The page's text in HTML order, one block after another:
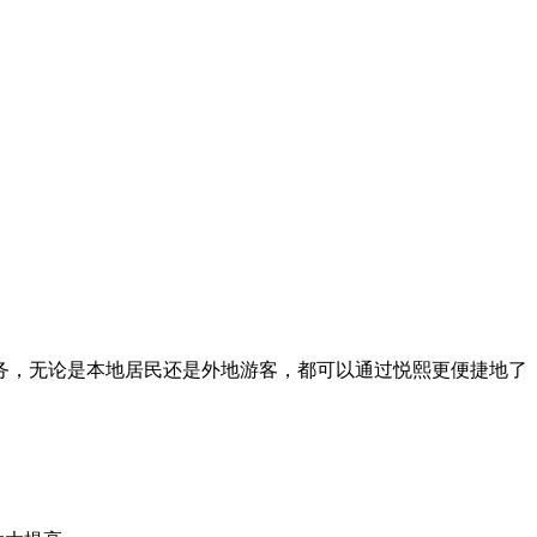
无论是本地居民还是外地游客，都可以通过悦熙更便捷地了